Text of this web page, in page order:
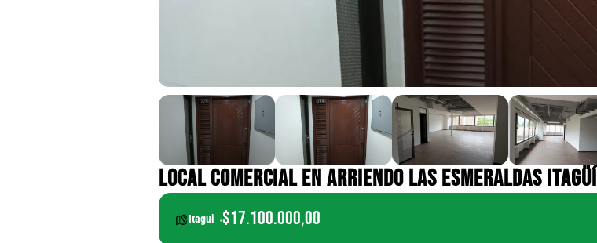
LOCAL COMERCIAL EN ARRIENDO LAS ESMERALDAS ITAGÜÍ
Itagui $17.100.000,00